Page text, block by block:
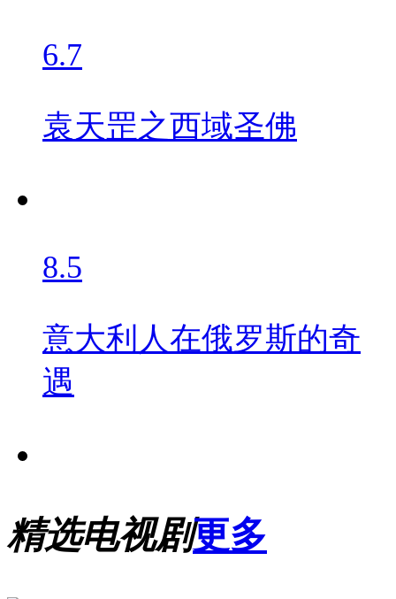
6.7
袁天罡之西域圣佛
8.5
意大利人在俄罗斯的奇
遇
精选电视剧更多